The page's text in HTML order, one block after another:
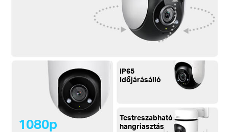
1080p
Testreszabható
hangriasztás
IP65
Időjárásálló